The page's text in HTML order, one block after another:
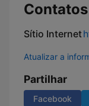
Contatos
Sítio Internet
Atualizar a
Partilhar
Facebook